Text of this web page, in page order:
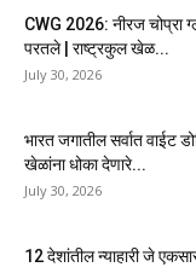
CWG 2026: नीरज चोप्रा
परतले | राष्ट्रकुल खेळ...
July 30, 2026
भारत जगातील सर्वात वाईट
खेळांना धोका देणारे...
July 30, 2026
12 देशांतील न्याहारी जे